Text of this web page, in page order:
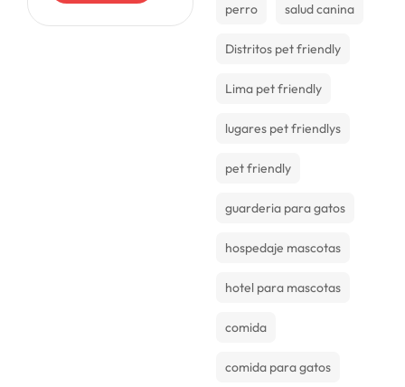
películas tienen a
perro salud canina
Distritos pet friendly
Lima pet friendly
lugares pet friendlys
pet friendly
guarderia para gatos
hospedaje mascotas
hotel para mascotas
comida
comida para gatos